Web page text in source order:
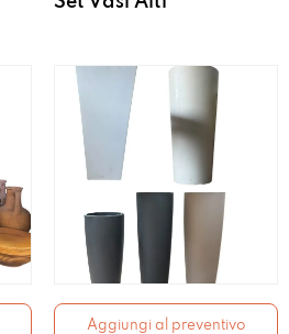
Aggiungi al preventivo